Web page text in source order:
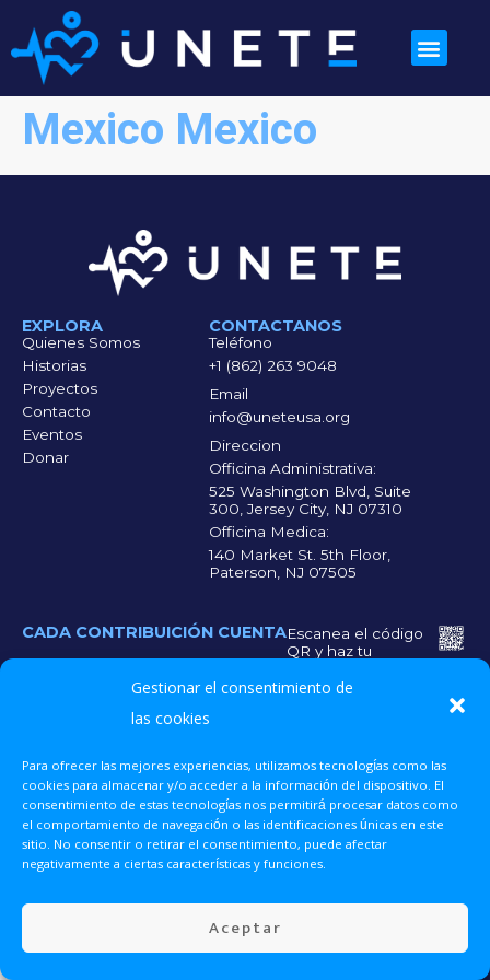
Gestionar el consentimiento de
las cookies
Para ofrecer las mejores experiencias, utilizamos tecnologías como las
cookies para almacenar y/o acceder a la información del dispositivo. El
consentimiento de estas tecnologías nos permitirá procesar datos como
el comportamiento de navegación o las identificaciones únicas en este
sitio. No consentir o retirar el consentimiento, puede afectar
negativamente a ciertas características y funciones.
Aceptar
Mexico Mexico
EXPLORA
Quienes Somos
Historias
Proyectos
Contacto
Eventos
Donar
CONTACTANOS
Teléfono
+1 (862) 263 9048
Email
info@uneteusa.org
Direccion
Officina Administrativa:
525 Washington Blvd, Suite
300, Jersey City, NJ 07310
Officina Medica:
140 Market St. 5th Floor,
Paterson, NJ 07505
CADA CONTRIBUICIÓN CUENTAEscanea el código
QR y haz tu
más personas
UNETE 2025 © Todos los derechos reservados.